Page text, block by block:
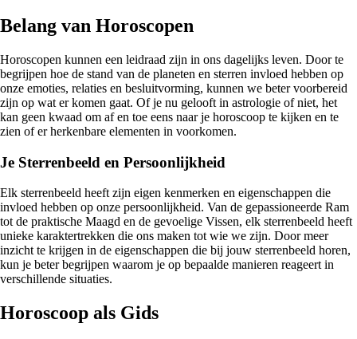
Belang van Horoscopen
Horoscopen kunnen een leidraad zijn in ons dagelijks leven. Door te
begrijpen hoe de stand van de planeten en sterren invloed hebben op
onze emoties, relaties en besluitvorming, kunnen we beter voorbereid
zijn op wat er komen gaat. Of je nu gelooft in astrologie of niet, het
kan geen kwaad om af en toe eens naar je horoscoop te kijken en te
zien of er herkenbare elementen in voorkomen.
Je Sterrenbeeld en Persoonlijkheid
Elk sterrenbeeld heeft zijn eigen kenmerken en eigenschappen die
invloed hebben op onze persoonlijkheid. Van de gepassioneerde Ram
tot de praktische Maagd en de gevoelige Vissen, elk sterrenbeeld heeft
unieke karaktertrekken die ons maken tot wie we zijn. Door meer
inzicht te krijgen in de eigenschappen die bij jouw sterrenbeeld horen,
kun je beter begrijpen waarom je op bepaalde manieren reageert in
verschillende situaties.
Horoscoop als Gids